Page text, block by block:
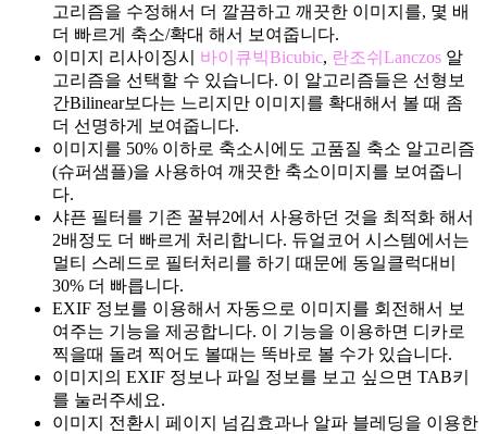
고리즘을 수정해서 더 깔끔하고 깨끗한 이미지를, 몇 배
더 빠르게 축소/확대 해서 보여줍니다.
이미지 리사이징시 바이큐빅Bicubic, 란조쉬Lanczos 알
고리즘을 선택할 수 있습니다. 이 알고리즘들은 선형보
간Bilinear보다는 느리지만 이미지를 확대해서 볼 때 좀
더 선명하게 보여줍니다.
이미지를 50% 이하로 축소시에도 고품질 축소 알고리즘
(슈퍼샘플)을 사용하여 깨끗한 축소이미지를 보여줍니
다.
샤픈 필터를 기존 꿀뷰2에서 사용하던 것을 최적화 해서
2배정도 더 빠르게 처리합니다. 듀얼코어 시스템에서는
멀티 스레드로 필터처리를 하기 때문에 동일클럭대비
30% 더 빠릅니다.
EXIF 정보를 이용해서 자동으로 이미지를 회전해서 보
여주는 기능을 제공합니다. 이 기능을 이용하면 디카로
찍을때 돌려 찍어도 볼때는 똑바로 볼 수가 있습니다.
이미지의 EXIF 정보나 파일 정보를 보고 싶으면 TAB키
를 눌러주세요.
이미지 전환시 페이지 넘김효과나 알파 블레딩을 이용한